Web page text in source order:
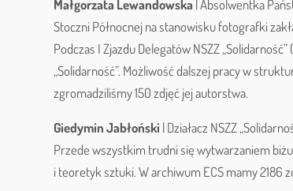
Małgorzata Lewandowska | Absolwentka
Stoczni Północnej na stanowisku fotografki
Podczas I Zjazdu Delegatów NSZZ
„Solidarność”. Możliwość dalszej pracy w
zgromadziliśmy 150 zdjęć jej autorstwa.
Giedymin Jabłoński | Działacz NSZZ
Przede wszystkim trudni się wytwarzaniem
i teoretyk sztuki. W archiwum ECS mamy 2186